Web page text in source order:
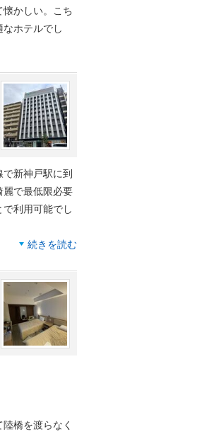
かしい。こち
ホテルでし
新神戸駅に到
で最低限必要
利用可能でし
続きを読む
橋を渡らなく